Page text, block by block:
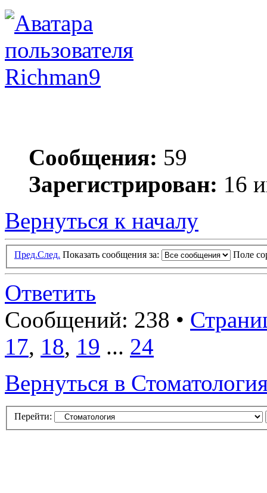
Richman9
Сообщения: 59
Зарегистрирован: 16
Вернуться к началу
Пред.След. Показать сообщения за: Поле
Ответить
Сообщений: 238 •
17, 18, 19 ... 24
Вернуться в
Перейти: